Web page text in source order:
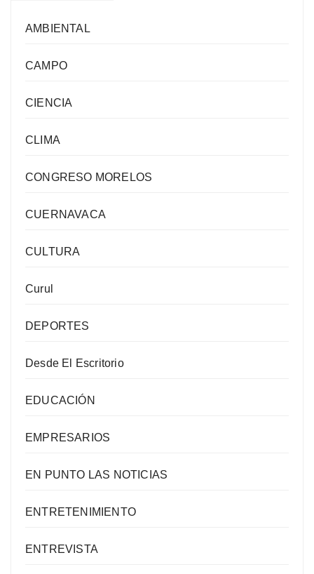
AMBIENTAL
CAMPO
CIENCIA
CLIMA
CONGRESO MORELOS
CUERNAVACA
CULTURA
Curul
DEPORTES
Desde El Escritorio
EDUCACIÓN
EMPRESARIOS
EN PUNTO LAS NOTICIAS
ENTRETENIMIENTO
ENTREVISTA